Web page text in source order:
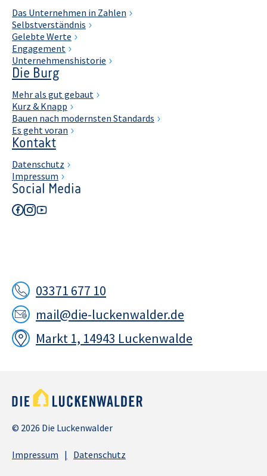
Das Unternehmen in Zahlen
Selbstverständnis
Gelebte Werte
Engagement
Unternehmenshistorie
Die Burg
Mehr als gut gebaut
Kurz & Knapp
Bauen nach modernsten Standards
Es geht voran
Kontakt
Datenschutz
Impressum
Social Media
03371 677 10
mail@die-luckenwalder.de
Markt 1, 14943 Luckenwalde
© 2026 Die Luckenwalder
Impressum Datenschutz